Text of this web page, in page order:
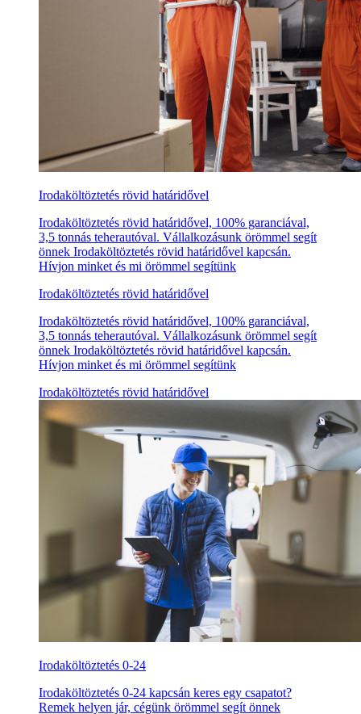
Irodaköltöztetés rövid határidővel
Irodaköltöztetés rövid határidővel, 100% garanciával,
3,5 tonnás teherautóval. Vállalkozásunk örömmel segít
önnek Irodaköltöztetés rövid határidővel kapcsán.
Hívjon minket és mi örömmel segítünk
Irodaköltöztetés rövid határidővel
Irodaköltöztetés rövid határidővel, 100% garanciával,
3,5 tonnás teherautóval. Vállalkozásunk örömmel segít
önnek Irodaköltöztetés rövid határidővel kapcsán.
Hívjon minket és mi örömmel segítünk
Irodaköltöztetés rövid határidővel
Irodaköltöztetés 0-24
Irodaköltöztetés 0-24 kapcsán keres egy csapatot?
Remek helyen jár, cégünk örömmel segít önnek